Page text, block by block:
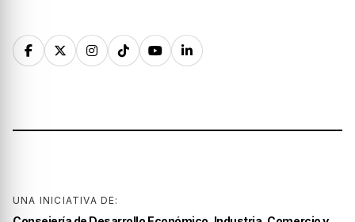
UNA INICIATIVA DE: